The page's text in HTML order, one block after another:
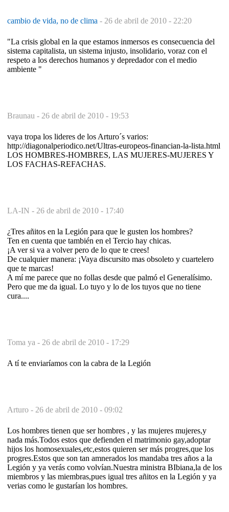
cambio de vida, no de clima - 26 de abril de 2010 - 22:20
"La crisis global en la que estamos inmersos es consecuencia del
sistema capitalista, un sistema injusto, insolidario, voraz con el
respeto a los derechos humanos y depredador con el medio
ambiente "
Braunau - 26 de abril de 2010 - 19:53
vaya tropa los lideres de los Arturo´s varios:
http://diagonalperiodico.net/Ultras-europeos-financian-la-lista.html
LOS HOMBRES-HOMBRES, LAS MUJERES-MUJERES Y
LOS FACHAS-REFACHAS.
LA-IN - 26 de abril de 2010 - 17:40
¿Tres añitos en la Legión para que le gusten los hombres?
Ten en cuenta que también en el Tercio hay chicas.
¡A ver si va a volver pero de lo que te crees!
De cualquier manera: ¡Vaya discursito mas obsoleto y cuartelero
que te marcas!
A mí me parece que no follas desde que palmó el Generalísimo.
Pero que me da igual. Lo tuyo y lo de los tuyos que no tiene
cura....
Toma ya - 26 de abril de 2010 - 17:29
A tí te enviaríamos con la cabra de la Legión
Arturo - 26 de abril de 2010 - 09:02
Los hombres tienen que ser hombres , y las mujeres mujeres,y
nada más.Todos estos que defienden el matrimonio gay,adoptar
hijos los homosexuales,etc,estos quieren ser más progres,que los
progres.Estos que son tan amnerados los mandaba tres años a la
Legión y ya verás como volvían.Nuestra ministra BIbiana,la de los
miembros y las miembras,pues igual tres añitos en la Legión y ya
verias como le gustarían los hombres.